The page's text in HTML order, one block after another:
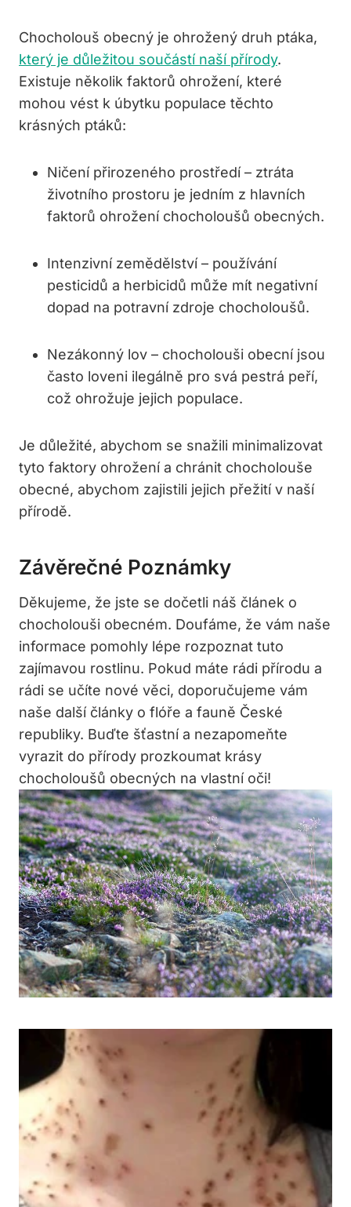
Chocholouš obecný je ohrožený druh ptáka,
který je důležitou součástí naší přírody.
Existuje několik faktorů ohrožení, které
mohou vést k úbytku populace těchto
krásných ptáků:
Ničení přirozeného prostředí – ztráta
životního prostoru je jedním z hlavních
faktorů ohrožení chocholoušů obecných.
Intenzivní zemědělství – používání
pesticidů a herbicidů může mít negativní
dopad na potravní zdroje chocholoušů.
Nezákonný lov – chocholouši obecní jsou
často loveni ilegálně pro svá pestrá peří,
což ohrožuje jejich populace.
Je důležité, abychom se snažili minimalizovat
tyto faktory ohrožení a chránit chocholouše
obecné, abychom zajistili jejich přežití v naší
přírodě.
Závěrečné Poznámky
Děkujeme, že jste se dočetli náš článek o
chocholouši obecném. Doufáme, že vám naše
informace pomohly lépe rozpoznat tuto
zajímavou rostlinu. Pokud máte rádi přírodu a
rádi se učíte nové věci, doporučujeme vám
naše další články o flóře a fauně České
republiky. Buďte šťastní a nezapomeňte
vyrazit do přírody prozkoumat krásy
chocholoušů obecných na vlastní oči!